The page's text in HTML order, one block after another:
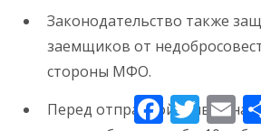
Законодательство также
заемщиков от
стороны МФО.
Перед отправкой заявки на
Facebook
Twitter